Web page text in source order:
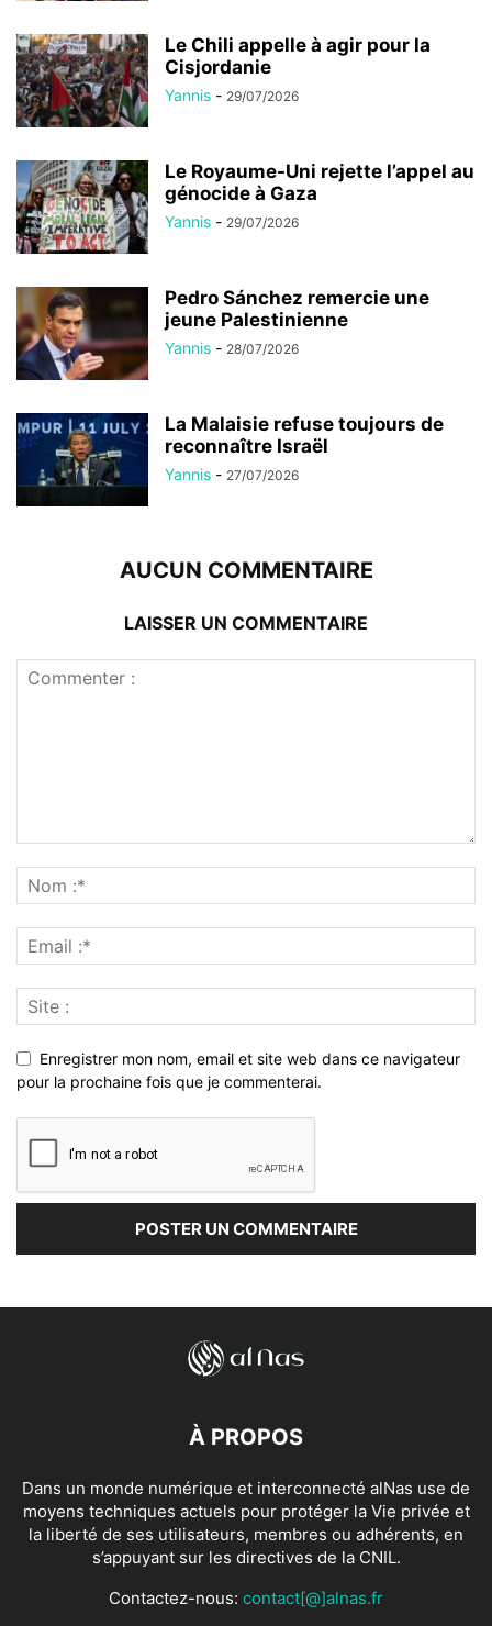
Le Chili appelle à agir pour la
Cisjordanie
Yannis - 29/07/2026
Le Royaume-Uni rejette l’appel au
génocide à Gaza
Yannis - 29/07/2026
Pedro Sánchez remercie une
jeune Palestinienne
Yannis - 28/07/2026
La Malaisie refuse toujours de
reconnaître Israël
Yannis - 27/07/2026
AUCUN COMMENTAIRE
LAISSER UN COMMENTAIRE
Enregistrer mon nom, email et site web dans ce navigateur
pour la prochaine fois que je commenterai.
À PROPOS
Dans un monde numérique et interconnecté alNas use de
moyens techniques actuels pour protéger la Vie privée et
la liberté de ses utilisateurs, membres ou adhérents, en
s’appuyant sur les directives de la CNIL.
Contactez-nous: contact[@]alnas.fr